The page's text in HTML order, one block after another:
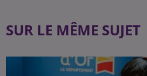
SUR LE MÊME SUJET